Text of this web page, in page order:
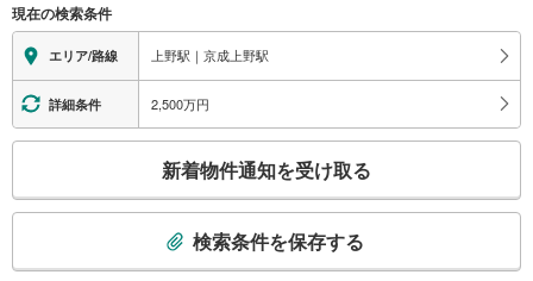
野１～３丁目方面、昭和通り、中央通り（広小路）、上野消防署、上野警察
署、台東区役所、東京地下鉄株式会社ビル、アメ横、永寿総合病院、浅草口交
番、アトレ上野
入谷改札（ＪＲ）
上野７丁目方面、東上野４～６丁目方面、下谷１・２丁目方面、昭和通り、上
野消防署、上野警察署、台東区役所
バスのりば、タクシーのりば、上野公園、上野動物園、東京文化会館、上野の
森美術館、国立西洋美術館、東京国立博物館、国立科学博物館、東京都美術
館、東京藝術大学、旧東京音楽学校奏楽堂
１出口
【ＪＲ東日本】：○
【東京メトロ】
［銀座線］：○
［日比谷線］：○
エレベータ
【ＪＲ】
・Ｂ３Ｆコンコース⇔新幹線乗換口改札
・１～１２番線ホーム⇔公園口通路
現在の検索条件
エリア/路線 上野駅｜京成上野駅
詳細条件 2,500万円
検
新着物件通知を受け取る
検索条件を保存する